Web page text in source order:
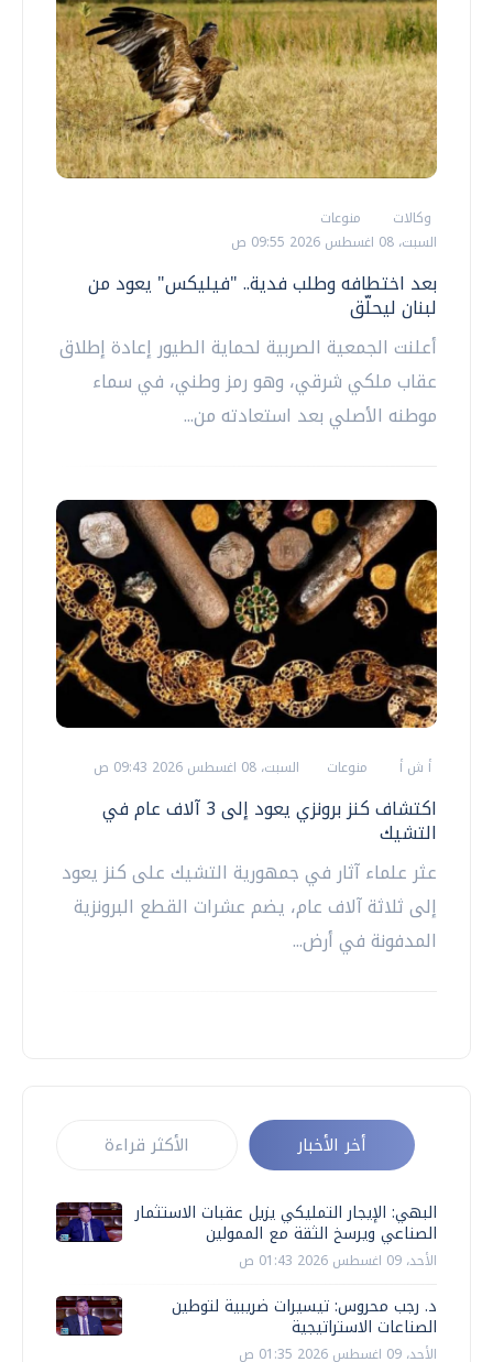
وكالات
منوعات
السبت، 08 اغسطس 2026 09:55 ص
بعد اختطافه وطلب فدية.. "فيليكس" يعود من
لبنان ليحلّق
أعلنت الجمعية الصربية لحماية الطيور إعادة إطلاق
عقاب ملكي شرقي، وهو رمز وطني، في سماء
موطنه الأصلي بعد استعادته من...
أ ش أ منوعات السبت، 08 اغسطس 2026 09:43 ص
اكتشاف كنز برونزي يعود إلى 3 آلاف عام في
التشيك
عثر علماء آثار في جمهورية التشيك على كنز يعود
إلى ثلاثة آلاف عام، يضم عشرات القطع البرونزية
المدفونة في أرض...
أخر الأخبار الأكثر قراءة
البهي: الإيجار التمليكي يزيل عقبات الاستثمار
الصناعي ويرسخ الثقة مع الممولين
الأحد، 09 اغسطس 2026 01:43 ص
د. رجب محروس: تيسيرات ضريبية لتوطين
الصناعات الاستراتيجية
الأحد، 09 اغسطس 2026 01:35 ص